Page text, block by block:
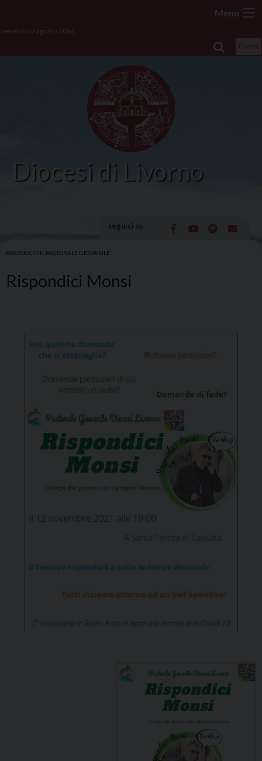
content
Menu
venerdì 07 agosto 2026
Diocesi di Livorno
seguici su
PARROCCHIE PASTORALE GIOVANILE
Rispondici Monsi